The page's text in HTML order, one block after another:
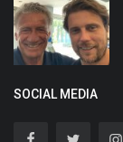
SOCIAL MEDIA